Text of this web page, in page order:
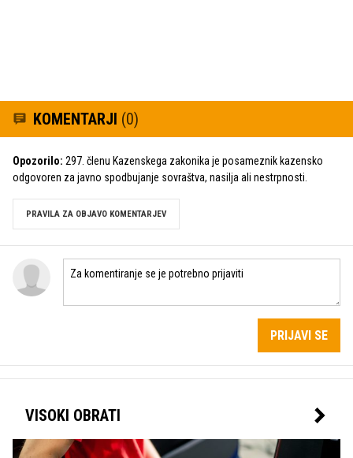
KOMENTARJI (0)
Opozorilo: 297. členu Kazenskega zakonika je posameznik kazensko
odgovoren za javno spodbujanje sovraštva, nasilja ali nestrpnosti.
PRAVILA ZA OBJAVO KOMENTARJEV
PRIJAVI SE
VISOKI OBRATI